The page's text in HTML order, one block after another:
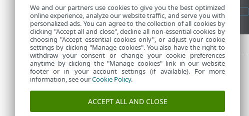
We and our partners use cookies to give you the best optimized
online experience, analyze our website traffic, and serve you with
personalized ads. You can agree to the collection of all cookies by
clicking "Accept all and close", decline all non-essential cookies by
choosing "Accept essential cookies only", or adjust your cookie
settings by clicking "Manage cookies". You also have the right to
withdraw your consent or change your cookie preferences
anytime by clicking the "Manage cookies" link in our website
footer or in your account settings (if available). For more
information, see ourCookie Policy.
ACCEPT ALL AND CLOSE